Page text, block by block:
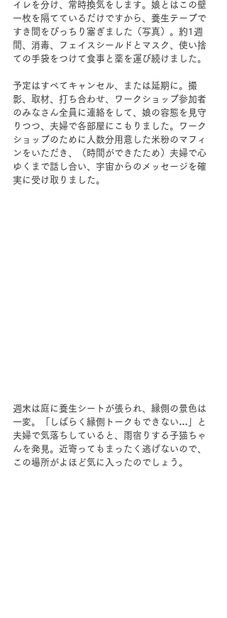
イレを分け、常時換気をします。娘とはこの壁
一枚を隔てているだけですから、養生テープで
すき間をぴっちり塞ぎました（写真）。約1週
間、消毒、フェイスシールドとマスク、使い捨
ての手袋をつけて食事と薬を運び続けました。
予定はすべてキャンセル、または延期に。撮
影、取材、打ち合わせ、ワークショップ参加者
のみなさん全員に連絡をして、娘の容態を見守
りつつ、夫婦で各部屋にこもりました。ワーク
ショップのために人数分用意した米粉のマフィ
ンをいただき、（時間ができたため）夫婦で心
ゆくまで話し合い、宇宙からのメッセージを確
実に受け取りました。
週末は庭に養生シートが張られ、縁側の景色は
一変。「しばらく縁側トークもできない…」と
夫婦で気落ちしていると、雨宿りする子猫ちゃ
んを発見。近寄ってもまったく逃げないので、
この場所がよほど気に入ったのでしょう。